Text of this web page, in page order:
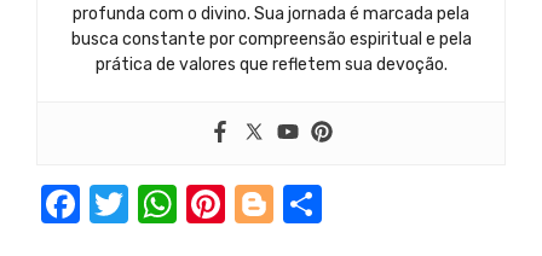
profunda com o divino. Sua jornada é marcada pela
busca constante por compreensão espiritual e pela
prática de valores que refletem sua devoção.
F
T
W Pi Bl